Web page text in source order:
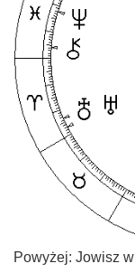
Powyżej: Jowisz